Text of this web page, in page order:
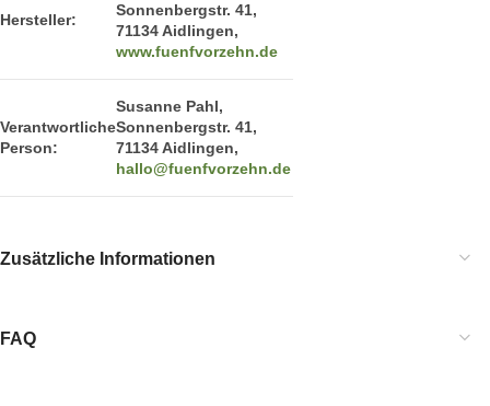
Hersteller:
Sonnenbergstr. 41,
71134 Aidlingen,
www.fuenfvorzehn.de
Verantwortliche
Person:
Susanne Pahl,
Sonnenbergstr. 41,
71134 Aidlingen,
hallo@fuenfvorzehn.de
Zusätzliche Informationen
FAQ